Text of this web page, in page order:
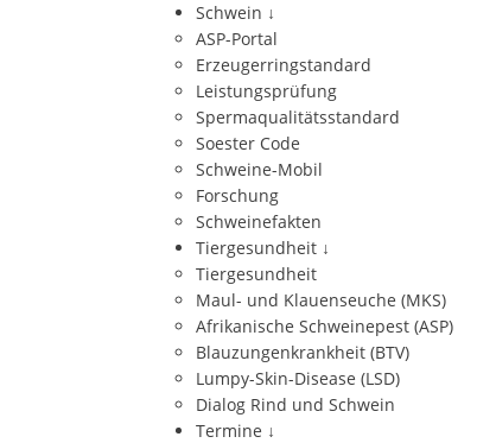
Schwein ↓
ASP-Portal
Erzeugerringstandard
Leistungsprüfung
Spermaqualitätsstandard
Soester Code
Schweine-Mobil
Forschung
Schweinefakten
Tiergesundheit ↓
Tiergesundheit
Maul- und Klauenseuche (MKS)
Afrikanische Schweinepest (ASP)
Blauzungenkrankheit (BTV)
Lumpy-Skin-Disease (LSD)
Dialog Rind und Schwein
Termine ↓